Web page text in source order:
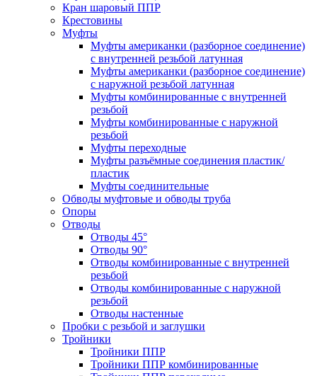
Кран шаровый ППР
Крестовины
Муфты
Муфты американки (разборное соединение)
с внутренней резьбой латунная
Муфты американки (разборное соединение)
с наружной резьбой латунная
Муфты комбинированные с внутренней
резьбой
Муфты комбинированные с наружной
резьбой
Муфты переходные
Муфты разъёмные соединения пластик/
пластик
Муфты соединительные
Обводы муфтовые и обводы труба
Опоры
Отводы
Отводы 45°
Отводы 90°
Отводы комбинированные с внутренней
резьбой
Отводы комбинированные с наружной
резьбой
Отводы настенные
Пробки с резьбой и заглушки
Тройники
Тройники ППР
Тройники ППР комбинированные